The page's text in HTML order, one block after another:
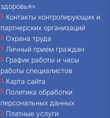
здоровья»
Контакты контролирующих и
партнерских организаций
Охрана труда
Личный прием граждан
График работы и часы
работы специалистов
Карта сайта
Политика обработки
персональных данных
Платные услуги